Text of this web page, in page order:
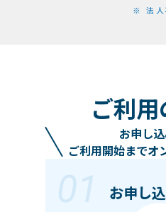
ご利用
お申し
ご利用開始までオ
01 お申し